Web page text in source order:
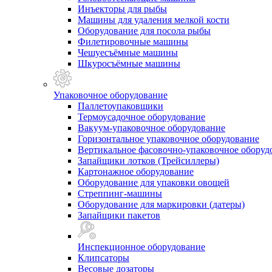
Инъекторы для рыбы
Машины для удаления мелкой кости
Оборудование для посола рыбы
Филетировочные машины
Чешуесъёмные машины
Шкуросъёмные машины
Упаковочное оборудование
Паллетоупаковщики
Термоусадочное оборудование
Вакуум-упаковочное оборудование
Горизонтальное упаковочное оборудование
Вертикальное фасовочно-упаковочное
Запайщики лотков (Трейсиллеры)
Картонажное оборудование
Оборудование для упаковки овощей
Стреппинг-машины
Оборудование для маркировки (датеры)
Запайщики пакетов
Инспекционное оборудование
Клипсаторы
Весовые дозаторы